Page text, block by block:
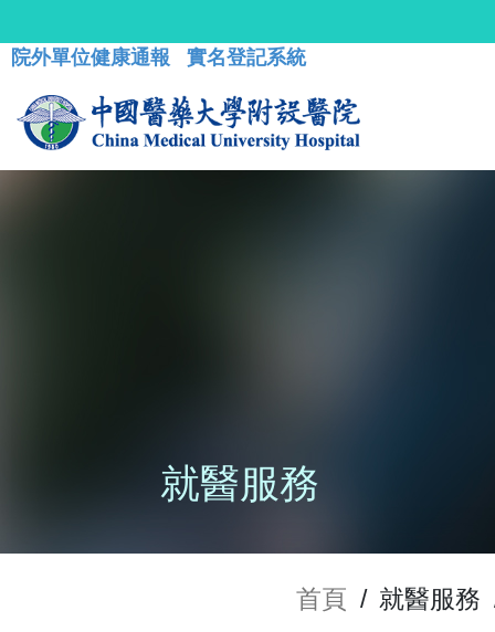
院外單位健康通報 實名登記系統
就醫服務
首頁 / 就醫服務